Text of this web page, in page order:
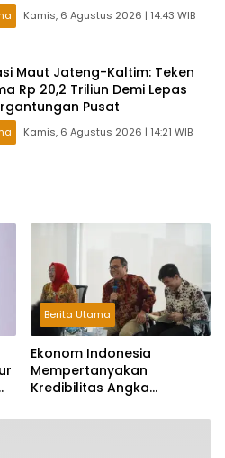
Kamis, 6 Agustus 2026 | 14:43 WIB
Maut Jateng-Kaltim: Teken
Rp 20,2 Triliun Demi Lepas
Pusat
Kamis, 6 Agustus 2026 | 14:21 WIB
Berita Utama
Ekonom Indonesia
Mempertanyakan
Kredibilitas Angka
Tumbuh Tapi Rapuh